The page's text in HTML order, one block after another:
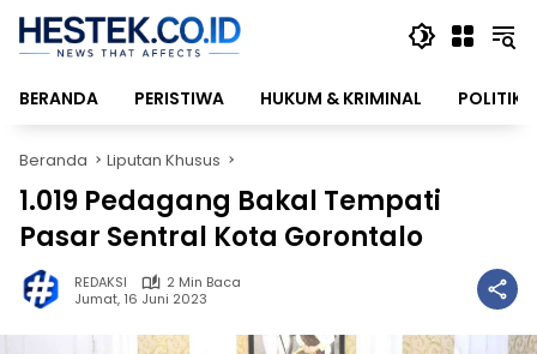
Langsung
konten
BERANDA
PERISTIWA HUKUM & KRIMINAL POLITIK
Beranda Liputan Khusus
1.019 Pedagang Bakal Tempati
Pasar Sentral Kota Gorontalo
REDAKSI
2 Min Baca
Jumat, 16 Juni 2023